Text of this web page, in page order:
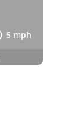
5 mph